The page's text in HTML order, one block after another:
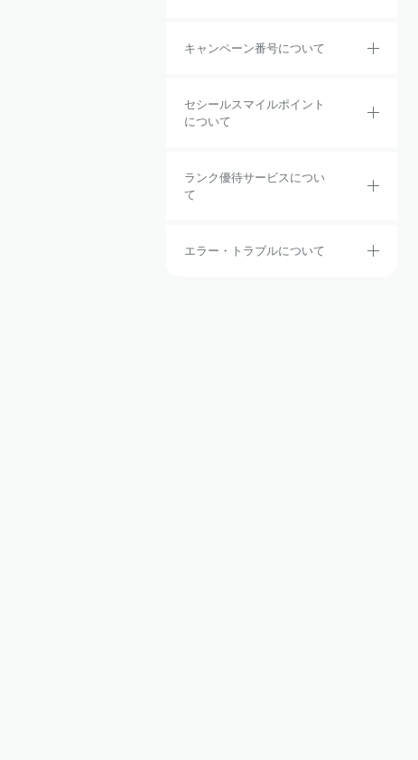
キャンペーン番号について
セシールスマイルポイント
について
ランク優待サービスについ
て
エラー・トラブルについて